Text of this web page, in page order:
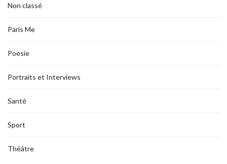
Non classé
Paris Me
Poesie
Portraits et Interviews
Santé
Sport
Théâtre